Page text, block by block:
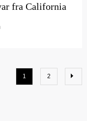
fra California
1 2